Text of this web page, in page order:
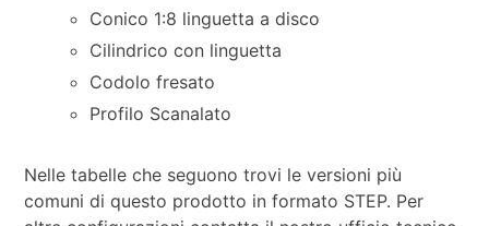
Conico 1:8 linguetta a disco
Cilindrico con linguetta
Codolo fresato
Profilo Scanalato
Nelle tabelle che seguono trovi le versioni più
comuni di questo prodotto in formato STEP. Per